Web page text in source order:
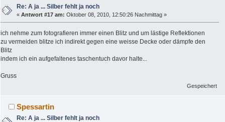
Re: A ja ... Silber fehlt ja noch
«Antwort #17 am: Oktober 08, 2010, 12:50:26 Nachmittag »
ich nehme zum fotografieren immer einen Blitz und um lästige Reflektionen
zu vermeiden blitze ich indirekt gegen eine weisse Decke oder dämpfe den
Blitz
indem ich ein aufgefaltenes taschentuch davor halte...
Gruss
Gespeichert
Spessartin
Re: A ja ... Silber fehlt ja noch